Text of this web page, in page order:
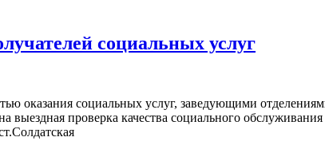
социальных услуг
оказания социальных услуг, заведующими
проверка качества социального обслуживания